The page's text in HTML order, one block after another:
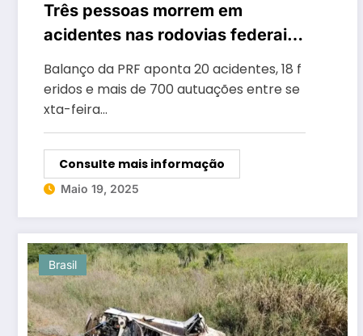
Três pessoas morrem em
acidentes nas rodovias federais
de Goiás no fim de semana
Balanço da PRF aponta 20 acidentes, 18 f
eridos e mais de 700 autuações entre se
xta-feira…
Consulte mais informação
Maio 19, 2025
Brasil